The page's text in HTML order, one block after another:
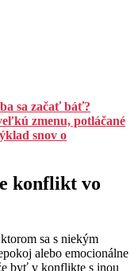
sa začať báť?
zmenu, potláčané
snov o
konflikt vo
sa s niekým
alebo emocionálne
byť v konflikte s inou